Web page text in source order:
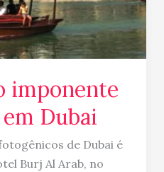
imponente
Dubai
de Dubai é
Burj Al Arab, no